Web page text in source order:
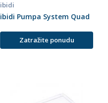
ibidi
ibidi Pumpa System Quad
Zatražite ponudu